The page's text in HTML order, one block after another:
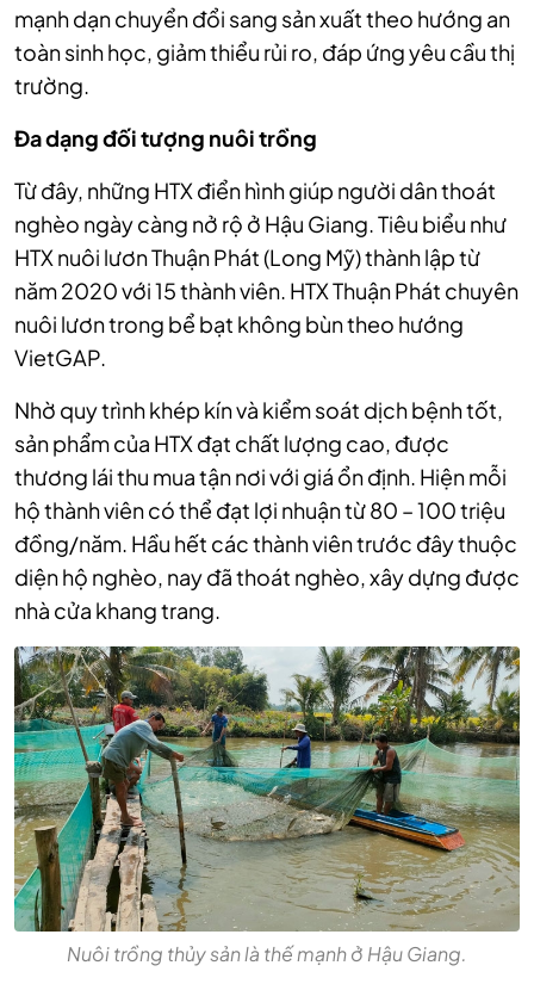
mạnh dạn chuyển đổi sang sản xuất theo hướng an
toàn sinh học, giảm thiểu rủi ro, đáp ứng yêu cầu thị
trường.
Đa dạng đối tượng nuôi trồng
Từ đây, những HTX điển hình giúp người dân thoát
nghèo ngày càng nở rộ ở Hậu Giang. Tiêu biểu như
HTX nuôi lươn Thuận Phát (Long Mỹ) thành lập từ
năm 2020 với 15 thành viên. HTX Thuận Phát chuyên
nuôi lươn trong bể bạt không bùn theo hướng
VietGAP.
Nhờ quy trình khép kín và kiểm soát dịch bệnh tốt,
sản phẩm của HTX đạt chất lượng cao, được
thương lái thu mua tận nơi với giá ổn định. Hiện mỗi
hộ thành viên có thể đạt lợi nhuận từ 80 – 100 triệu
đồng/năm. Hầu hết các thành viên trước đây thuộc
diện hộ nghèo, nay đã thoát nghèo, xây dựng được
nhà cửa khang trang.
Nuôi trồng thủy sản là thế mạnh ở Hậu Giang.